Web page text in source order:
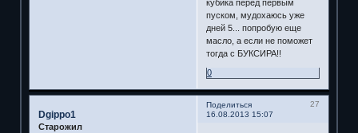
кубика перед первым
пуском, мудохаюсь уже
дней 5... попробую еще
масло, а если не поможет
тогда с БУКСИРА!!
0
Поделиться
27
16.08.2013 15:07
Dgippo1
Старожил